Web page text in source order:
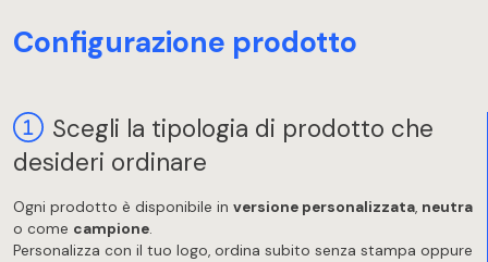
Configurazione prodotto
Scegli la tipologia di prodotto che
desideri ordinare
Ogni prodotto è disponibile in versione personalizzata, neutra
o come campione.
Personalizza con il tuo logo, ordina subito senza stampa oppure